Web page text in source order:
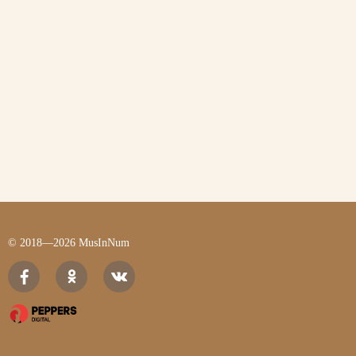
© 2018—2026 MusInNum